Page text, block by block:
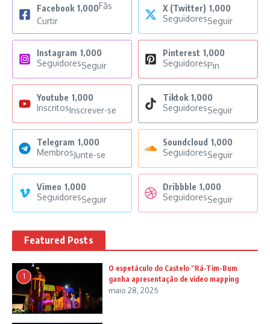
Facebook 1,000Fãs
Curtir
X (Twitter) 1,000
SeguidoresSeguir
Instagram 1,000
SeguidoresSeguir
Pinterest 1,000
SeguidoresPin
Youtube 1,000
InscritosInscrever-se
Tiktok 1,000
SeguidoresSeguir
Telegram 1,000
MembrosJunte-se
Soundcloud 1,000
SeguidoresSeguir
Vimeo 1,000
SeguidoresSeguir
Dribbble 1,000
SeguidoresSeguir
Featured Posts
1
O espetáculo do Castelo “Rá-Tim-Bum
ganha apresentação de video mapping
maio 28, 2025